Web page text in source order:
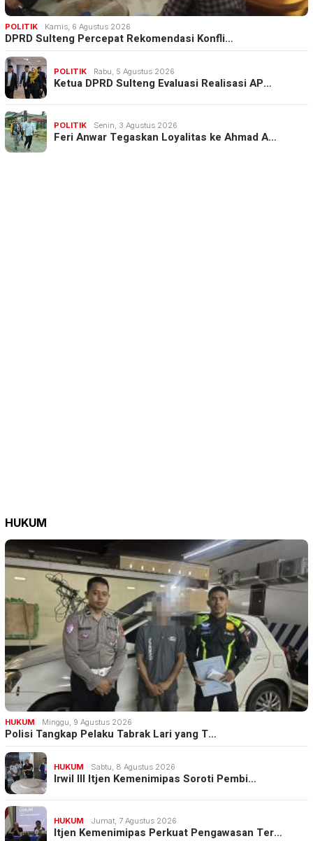
POLITIK Kamis, 6 Agustus 2026
DPRD Sulteng Percepat Rekomendasi Konfli…
POLITIK Rabu, 5 Agustus 2026
Ketua DPRD Sulteng Evaluasi Realisasi AP…
POLITIK Senin, 3 Agustus 2026
Feri Anwar Tegaskan Loyalitas ke Ahmad A…
HUKUM
HUKUM Minggu, 9 Agustus 2026
Polisi Tangkap Pelaku Tabrak Lari yang T…
HUKUM Sabtu, 8 Agustus 2026
Irwil III Itjen Kemenimipas Soroti Pembi…
HUKUM Jumat, 7 Agustus 2026
Itjen Kemenimipas Perkuat Pengawasan Ter…